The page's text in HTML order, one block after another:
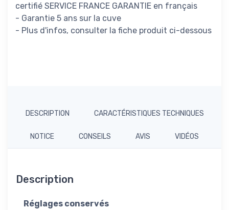
certifié SERVICE FRANCE GARANTIE en français
- Garantie 5 ans sur la cuve
- Plus d'infos, consulter la fiche produit ci-dessous
DESCRIPTION CARACTÉRISTIQUES TECHNIQUES
NOTICE CONSEILS AVIS VIDÉOS
Description
Réglages conservés